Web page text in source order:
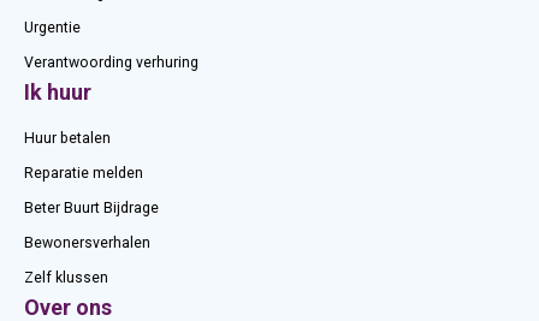
Urgentie
Verantwoording verhuring
Ik huur
Huur betalen
Reparatie melden
Beter Buurt Bijdrage
Bewonersverhalen
Zelf klussen
Over ons